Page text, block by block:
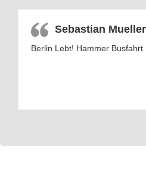
Sebastian Mueller
Berlin Lebt! Hammer Busfahrt